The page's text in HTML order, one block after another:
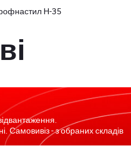
Н-35
Самовивіз - з обраних складів